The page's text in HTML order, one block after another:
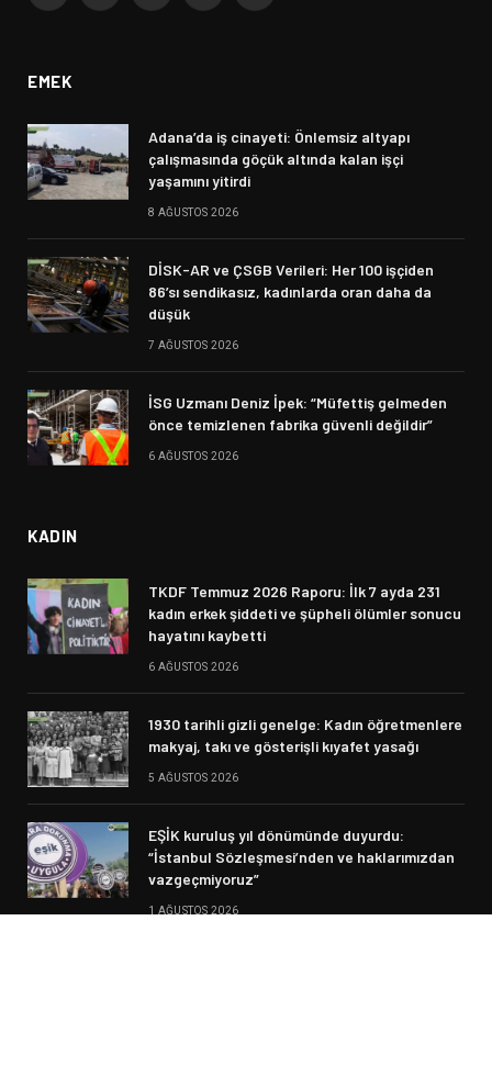
EMEK
Adana’da iş cinayeti: Önlemsiz altyapı
çalışmasında göçük altında kalan işçi
yaşamını yitirdi
8 AĞUSTOS 2026
DİSK-AR ve ÇSGB Verileri: Her 100 işçiden
86’sı sendikasız, kadınlarda oran daha da
düşük
7 AĞUSTOS 2026
İSG Uzmanı Deniz İpek: “Müfettiş gelmeden
önce temizlenen fabrika güvenli değildir”
6 AĞUSTOS 2026
KADIN
TKDF Temmuz 2026 Raporu: İlk 7 ayda 231
kadın erkek şiddeti ve şüpheli ölümler sonucu
hayatını kaybetti
6 AĞUSTOS 2026
1930 tarihli gizli genelge: Kadın öğretmenlere
makyaj, takı ve gösterişli kıyafet yasağı
5 AĞUSTOS 2026
EŞİK kuruluş yıl dönümünde duyurdu:
“İstanbul Sözleşmesi’nden ve haklarımızdan
vazgeçmiyoruz”
1 AĞUSTOS 2026